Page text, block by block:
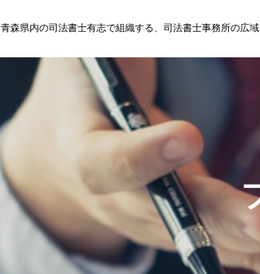
青森県内の司法書士有志で組織する、司法書士事務所の広